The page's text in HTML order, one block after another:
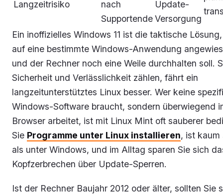
Langzeitrisiko
nach
Supportende
Update-
Versorgung
Ein inoffizielles Windows 11 ist die taktische
auf eine bestimmte Windows-Anwendung
und der Rechner noch eine Weile durchhalten soll.
Sicherheit und Verlässlichkeit zählen, fährt ein
langzeitunterstütztes Linux besser. Wer keine
Windows-Software braucht, sondern überwiegend
Browser arbeitet, ist mit Linux Mint oft sauberer
Sie Programme unter Linux installieren, ist kaum
als unter Windows, und im Alltag sparen Sie sich
Kopfzerbrechen über Update-Sperren.
Ist der Rechner Baujahr 2012 oder älter, sollten Sie